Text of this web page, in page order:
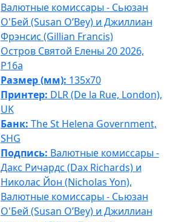
Валютные комиссары - Сьюзан
О'Бей (Susan O’Bey) и Джиллиан
Фрэнсис (Gillian Francis)
Остров Святой Елены 20 2026,
P16a
Размер (мм): 135x70
Принтер: DLR (De la Rue, London),
UK
Банк: The St Helena Government,
SHG
Подпись: Валютные комиссары -
Дакс Ричардс (Dax Richards) и
Николас Йон (Nicholas Yon),
Валютные комиссары - Сьюзан
О'Бей (Susan O’Bey) и Джиллиан